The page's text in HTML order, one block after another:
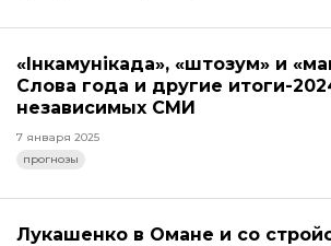
«Інкамунікада», «штозум» и
Слова года и другие итоги-
независимых СМИ
7 января 2025
прогнозы
Лукашенко в Омане и со